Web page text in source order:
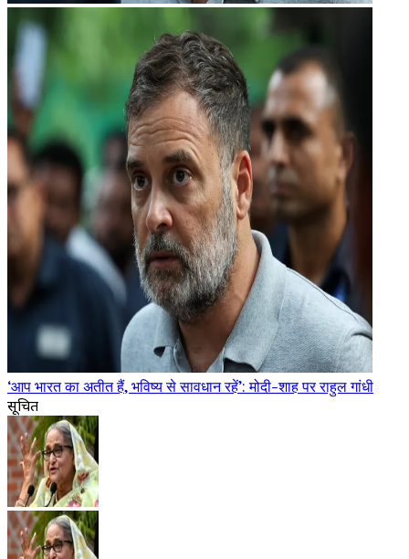
‘आप भारत का अतीत हैं, भविष्य से सावधान रहें’: मोदी-शाह पर राहुल गांधी
सूचित